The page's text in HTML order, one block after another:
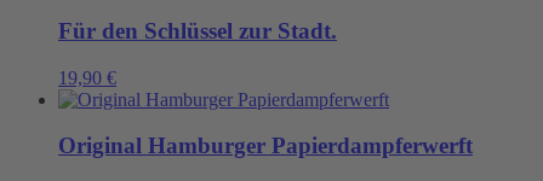
Für den Schlüssel zur Stadt.
19,90 €
Original Hamburger Papierdampferwerft